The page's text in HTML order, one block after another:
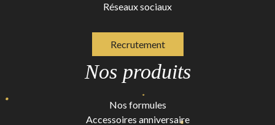
Réseaux sociaux
Recrutement
Nos produits
Nos formules
Accessoires anniversaire